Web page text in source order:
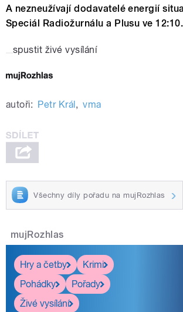
A nezneužívají dodavatelé energií
Speciál Radiožurnálu a Plusu ve 12:10.
spustit živé vysílání
autoři: Petr Král, vma
Všechny díly pořadu na mujRozhlas
mujRozhlas
Hry a četby
Krimi
Pohádky
Pořady
Živé vysílání